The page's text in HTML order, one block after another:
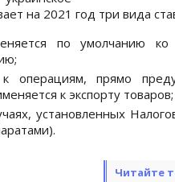
на 2021 год три вида
по умолчанию
операциям, прямо
к экспорту товаров;
установленных
Читайте